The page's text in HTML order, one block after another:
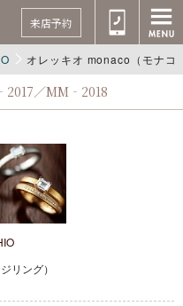
来店予約
オレッキオ monaco（モナコ
／MM‐2018
リング）